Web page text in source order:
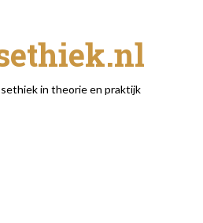
in theorie en praktijk